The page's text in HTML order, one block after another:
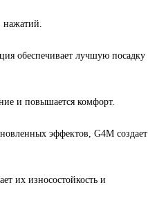
обеспечивает лучшую посадку
и повышается комфорт.
эффектов, G4M создает
их износостойкость и